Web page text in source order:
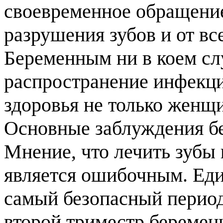
своевременное
разрушения зубов и от
Беременным ни в коем
распространение
здоровья не только
Основные заблуждения
Мнение, что лечить зубы
является ошибочным.
самый безопасный